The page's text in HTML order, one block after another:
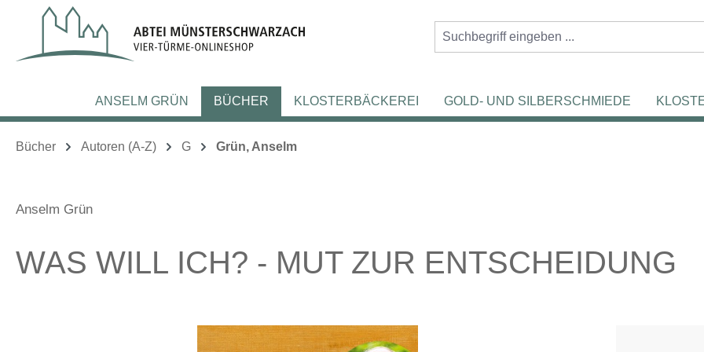
Hauptinhalt springen
Zur Suche springen
Zur Hauptnavigation springen
ANSELM GRÜN BÜCHER KLOSTERBÄCKEREI GOLD- UND SILBERSCHMIEDE
Bücher Autoren (A-Z) G Grün, Anselm
Anselm Grün
WAS WILL ICH? - MUT ZUR ENTSCHEIDUNG